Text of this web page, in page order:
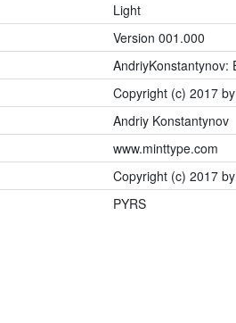
Light
Version 001.000
AndriyKonstantynov:
Copyright (c) 2017
Andriy Konstantynov
www.minttype.com
Copyright (c) 2017
PYRS